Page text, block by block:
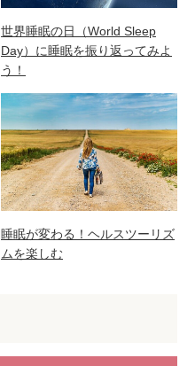
世界睡眠の日（World Sleep
Day）に睡眠を振り返ってみよ
う！
睡眠が変わる！ヘルスツーリズ
ムを楽しむ